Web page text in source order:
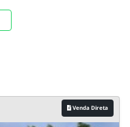
Venda Direta